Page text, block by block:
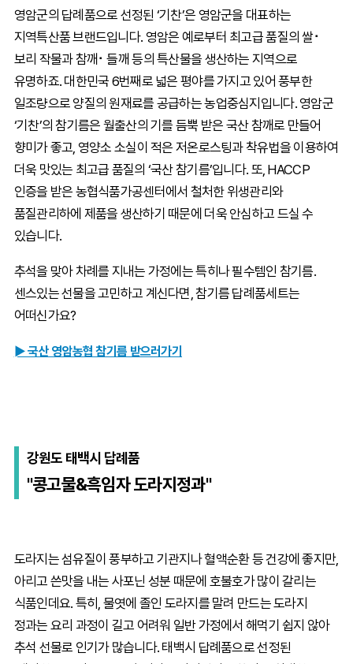
영암군의 답례품으로 선정된 ‘기찬’은 영암군을 대표하는
지역특산품 브랜드입니다. 영암은 예로부터 최고급 품질의 쌀⠂
보리 작물과 참깨⠂들깨 등의 특산물을 생산하는 지역으로
유명하죠. 대한민국 6번째로 넓은 평야를 가지고 있어 풍부한
일조량으로 양질의 원재료를 공급하는 농업중심지입니다. 영암군
‘기찬’의 참기름은 월출산의 기를 듬뿍 받은 국산 참깨로 만들어
향미가 좋고, 영양소 소실이 적은 저온로스팅과 착유법을 이용하여
더욱 맛있는 최고급 품질의 ‘국산 참기름’입니다. 또, HACCP
인증을 받은 농협식품가공센터에서 철처한 위생관리와
품질관리하에 제품을 생산하기 때문에 더욱 안심하고 드실 수
있습니다.
추석을 맞아 차례를 지내는 가정에는 특히나 필수템인 참기름.
센스있는 선물을 고민하고 계신다면, 참기름 답례품세트는
어떠신가요?
► 국산 영암농협 참기름 받으러가기
강원도 태백시 답례품
"콩고물&흑임자 도라지정과"
도라지는 섬유질이 풍부하고 기관지나 혈액순환 등 건강에 좋지만,
아리고 쓴맛을 내는 사포닌 성분 때문에 호불호가 많이 갈리는
식품인데요. 특히, 물엿에 졸인 도라지를 말려 만드는 도라지
정과는 요리 과정이 길고 어려워 일반 가정에서 해먹기 쉽지 않아
추석 선물로 인기가 많습니다. 태백시 답례품으로 선정된